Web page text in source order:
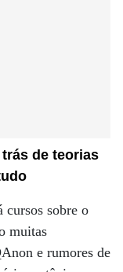
de teorias
cursos sobre o
muitas
e rumores de